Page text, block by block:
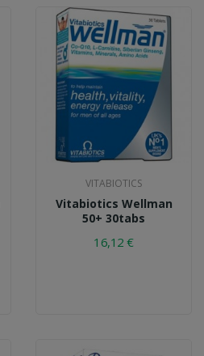
VITABIOTICS
Vitabiotics Wellman
50+ 30tabs
16,12 €